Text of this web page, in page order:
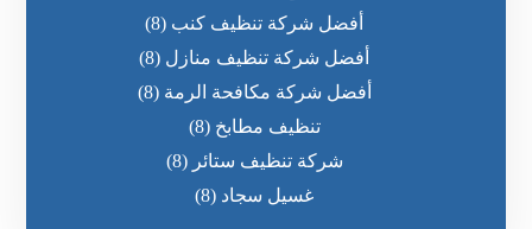
أفضل شركة تنظيف كنب (8)
أفضل شركة تنظيف منازل (8)
أفضل شركة مكافحة الرمة (8)
تنظيف مطابخ (8)
شركة تنظيف ستائر (8)
غسيل سجاد (8)